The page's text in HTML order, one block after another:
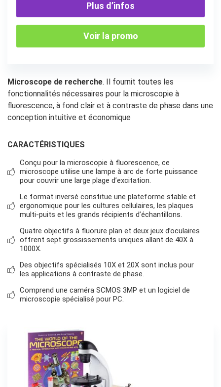
Plus d’infos
Voir la promo
Microscope de recherche. Il fournit toutes les
fonctionnalités nécessaires pour la microscopie à
fluorescence, à fond clair et à contraste de phase dans une
conception intuitive et économique
CARACTÉRISTIQUES
Conçu pour la microscopie à fluorescence, ce
microscope utilise une lampe à arc de forte puissance
pour couvrir une large plage d’excitation.
Le format inversé constitue une plateforme stable et
ergonomique pour les cultures cellulaires, les plaques
multi-puits et les grands récipients d’échantillons.
Quatre objectifs à fluorure plan et deux jeux d’oculaires
offrent sept grossissements uniques allant de 40X à
1000X.
Des objectifs spécialisés 10X et 20X sont inclus pour
les applications à contraste de phase.
Comprend une caméra SCMOS 3MP et un logiciel de
microscopie spécialisé pour PC.